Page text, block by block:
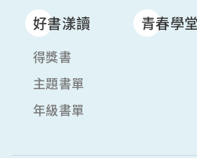
好書漾讀
得獎書
主題書單
年級書單
青春學堂